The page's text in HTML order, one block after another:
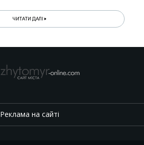
ЧИТАТИ ДАЛІ
Реклама на сайті